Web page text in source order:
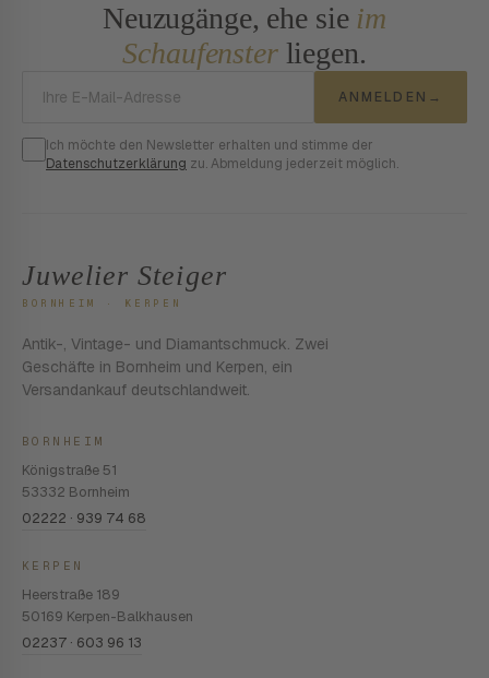
Neuzugänge, ehe sie im
Schaufensterliegen.
ANMELDEN →
Ich möchte den Newsletter erhalten und stimme der
Datenschutzerklärung zu. Abmeldung jederzeit möglich.
Juwelier Steiger
BORNHEIM · KERPEN
Antik-, Vintage- und Diamantschmuck. Zwei
Geschäfte in Bornheim und Kerpen, ein
Versandankauf deutschlandweit.
BORNHEIM
Königstraße 51
53332 Bornheim
02222 · 939 74 68
KERPEN
Heerstraße 189
50169 Kerpen-Balkhausen
02237 · 603 96 13